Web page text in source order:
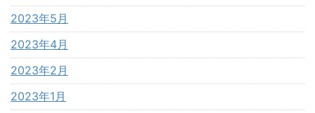
2023年5月
2023年4月
2023年2月
2023年1月